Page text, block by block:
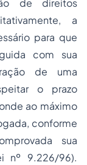
de direitos
a
para que
com sua
de uma
o prazo
ao máximo
conforme
sua
nº 9.226/96).